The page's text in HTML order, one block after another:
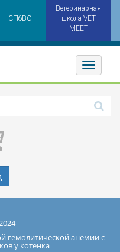
СПбВО
Ветеринарная
школа VET
MEET
Toggler
гемолитической анемии с
у котенка